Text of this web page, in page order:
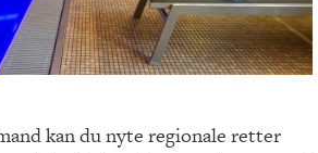
kan du nyte regionale retter